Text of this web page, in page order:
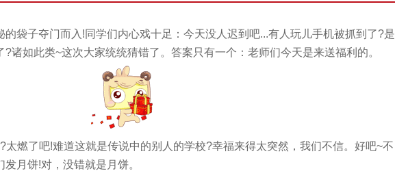
袋子夺门而入!同学们内心戏十足：今天没人迟到吧...有人玩儿手机被抓到了?是
诸如此类~这次大家统统猜错了。答案只有一个：老师们今天是来送福利的。
了吧!难道这就是传说中的别人的学校?幸福来得太突然，我们不信。好吧~不
月饼!对，没错就是月饼。